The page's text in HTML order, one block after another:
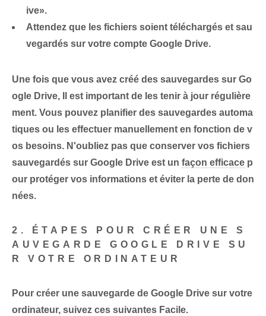
ive».
Attendez que les fichiers soient téléchargés et sau
vegardés sur votre compte Google Drive.
Une fois que vous avez créé des sauvegardes sur Go
ogle Drive,
Il est important de les tenir à jour régulière
ment. Vous pouvez planifier des sauvegardes automa
tiques ou les effectuer manuellement en fonction de v
os besoins. N'oubliez pas que conserver vos fichiers
sauvegardés sur Google Drive est un façon efficace p
our protéger vos informations et éviter la perte de don
nées.
2. ÉTAPES POUR CRÉER UNE S
AUVEGARDE GOOGLE DRIVE SU
R VOTRE ORDINATEUR
Pour ‌créer ⁢une sauvegarde⁤ de Google Drive sur votre
ordinateur, ‌suivez‌ ces suivantes Facile.